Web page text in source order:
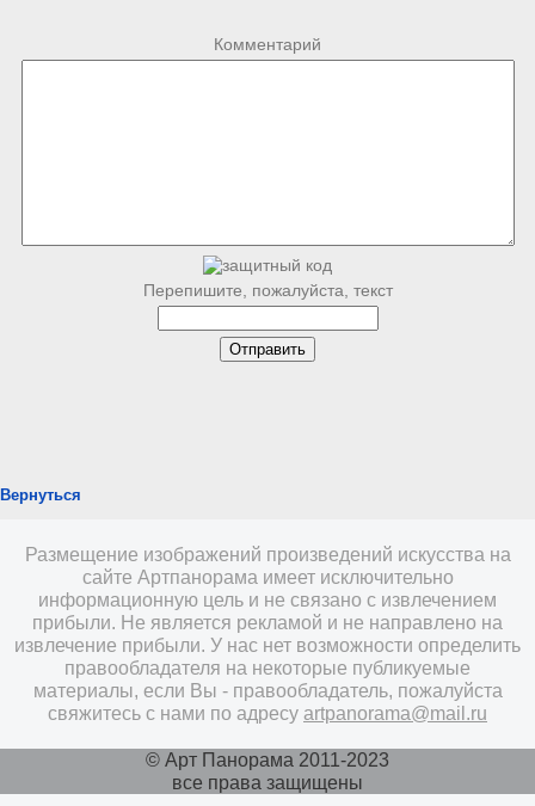
Комментарий
Перепишите, пожалуйста, текст
Вернуться
Размещение изображений произведений искусства на
сайте Артпанорама имеет исключительно
информационную цель и не связано с извлечением
прибыли. Не является рекламой и не направлено на
извлечение прибыли. У нас нет возможности определить
правообладателя на некоторые публикуемые
материалы, если Вы - правообладатель, пожалуйста
свяжитесь с нами по адресу artpanorama@mail.ru
© Арт Панорама 2011-2023
все права защищены